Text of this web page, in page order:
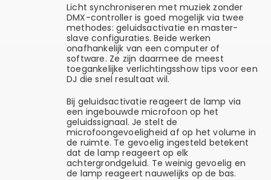
Licht synchroniseren met muziek zonder
DMX-controller is goed mogelijk via twee
methodes: geluidsactivatie en master-
slave configuraties. Beide werken
onafhankelijk van een computer of
software. Ze zijn daarmee de meest
toegankelijke verlichtingsshow tips voor een
DJ die snel resultaat wil.
Bij geluidsactivatie reageert de lamp via
een ingebouwde microfoon op het
geluidssignaal. Je stelt de
microfoongevoeligheid af op het volume in
de ruimte. Te gevoelig ingesteld betekent
dat de lamp reageert op elk
achtergrondgeluid. Te weinig gevoelig en
de lamp reageert nauwelijks op de bas.